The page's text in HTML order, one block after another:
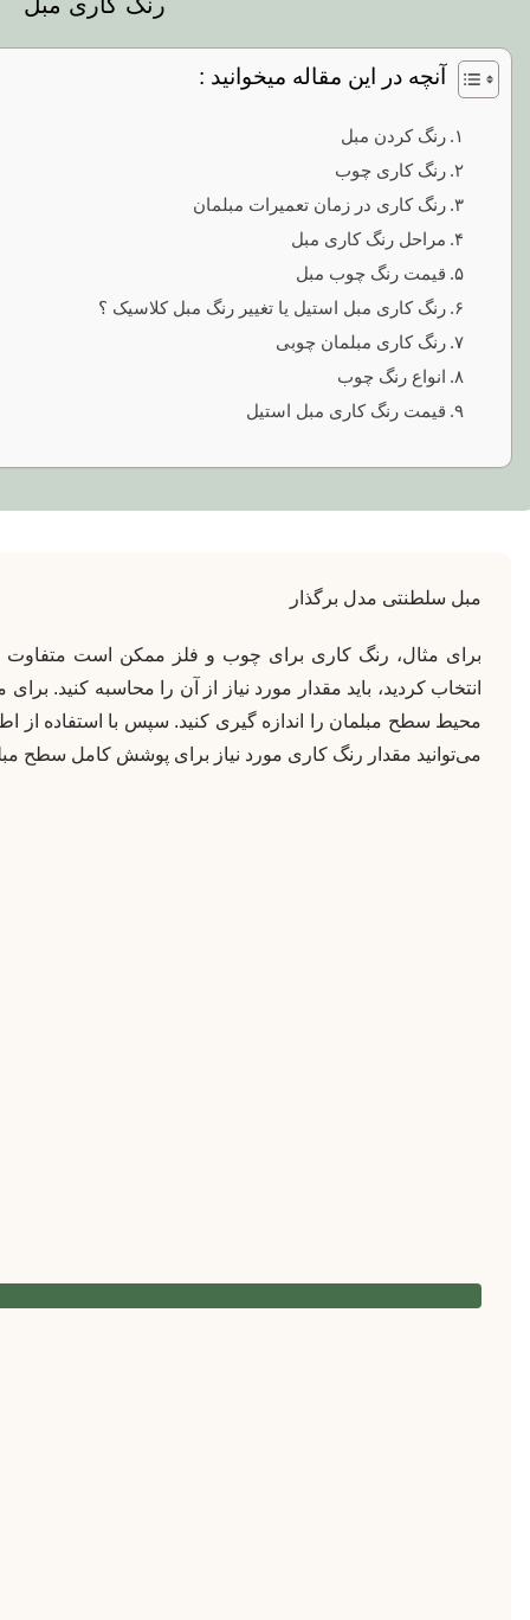
آنچه در این مقاله میخوانید :
رنگ کردن مبل
رنگ کاری چوب
رنگ کاری در زمان تعمیرات مبلمان
مراحل رنگ کاری مبل
قیمت رنگ چوب مبل
رنگ کاری مبل استیل یا تغییر رنگ مبل کلاسیک ؟
رنگ کاری مبلمان چوبی
انواع رنگ چوب
قیمت رنگ کاری مبل استیل
مبل سلطنتی مدل برگذار
برای مثال، رنگ کاری برای چوب و فلز ممکن است متفاوت
انتخاب کردید، باید مقدار مورد نیاز از آن را محاسبه کنید.
محیط سطح مبلمان را اندازه گیری کنید. سپس با استفاده از
می‌توانید مقدار رنگ کاری مورد نیاز برای پوشش کامل سطح